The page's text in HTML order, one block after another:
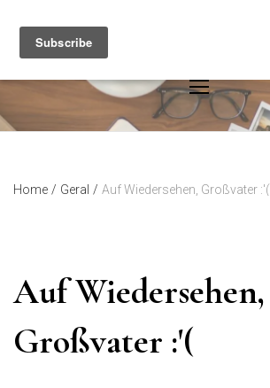
content
Home / Geral / Auf Wiedersehen, Großvater :'(
Auf Wiedersehen,
Großvater :'(